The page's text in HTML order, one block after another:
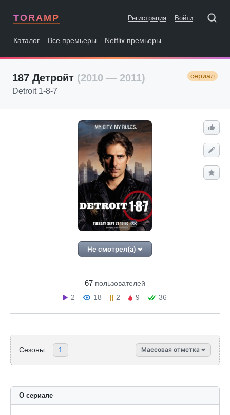
TORAMP Регистрация Войти
Каталог Все премьеры Netflix премьеры
187 Детройт (2010 — 2011) сериал
Detroit 1-8-7
Не смотрел(а)
67 пользователей
2
18 2 9 36
Сезоны: 1 Массовая отметка
О сериале